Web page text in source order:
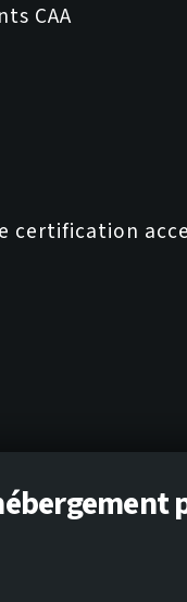
CAA
certification